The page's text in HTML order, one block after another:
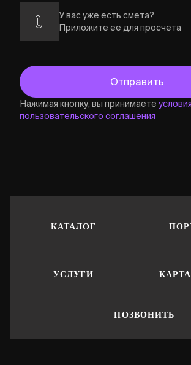
У вас уже есть смета?
Приложите ее для просчета
Нажимая кнопку, вы принимаете условия
пользовательского соглашения
КАТАЛОГ
УСЛУГИ
ПОЗВОНИТЬ